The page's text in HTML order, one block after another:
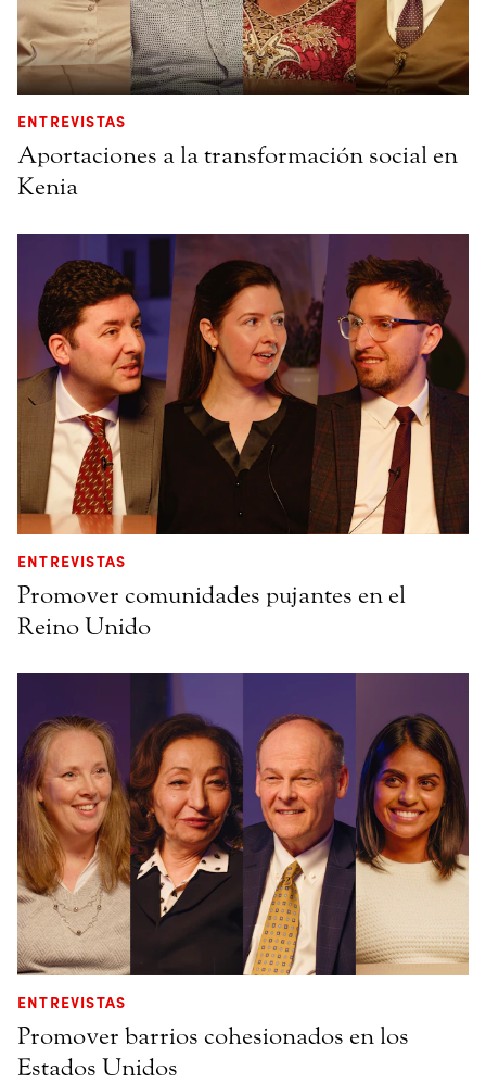
ENTREVISTAS
Aportaciones a la transformación social en
Kenia
ENTREVISTAS
Promover comunidades pujantes en el
Reino Unido
ENTREVISTAS
Promover barrios cohesionados en los
Estados Unidos